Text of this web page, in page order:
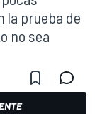
la prueba de
no sea